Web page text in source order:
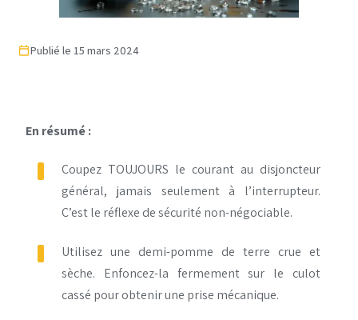
Publié le 15 mars 2024
En résumé :
Coupez TOUJOURS le courant au disjoncteur
général, jamais seulement à l’interrupteur.
C’est le réflexe de sécurité non-négociable.
Utilisez une demi-pomme de terre crue et
sèche. Enfoncez-la fermement sur le culot
cassé pour obtenir une prise mécanique.